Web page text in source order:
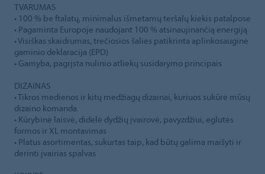
TVARUMAS
• 100 % be ftalatų, minimalus išmetamų teršalų kiekis patalpose
• Pagaminta Europoje naudojant 100 % atsinaujinančią energiją
• Visiškas skaidrumas, trečiosios šalies patikrinta aplinkosauginė
gaminio deklaracija (EPD)
• Gamyba, pagrįsta nulinio atliekų susidarymo principais
DIZAINAS
• Tikros medienos ir kitų medžiagų dizainai, kuriuos sukūrė mūsų
dizaino komanda.
• Kūrybinė laisvė, didelė dydžių įvairovė, pavyzdžiui, eglutės
formos ir XL montavimas
• Platus asortimentas, sukurtas taip, kad būtų galima maišyti ir
derinti įvairias spalvas